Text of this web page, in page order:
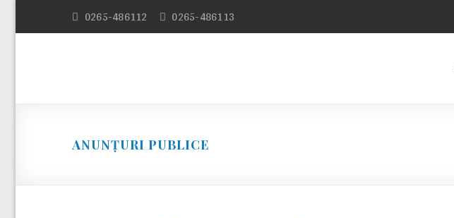
0265-486112 0265-486113
ANUNȚURI PUBLICE